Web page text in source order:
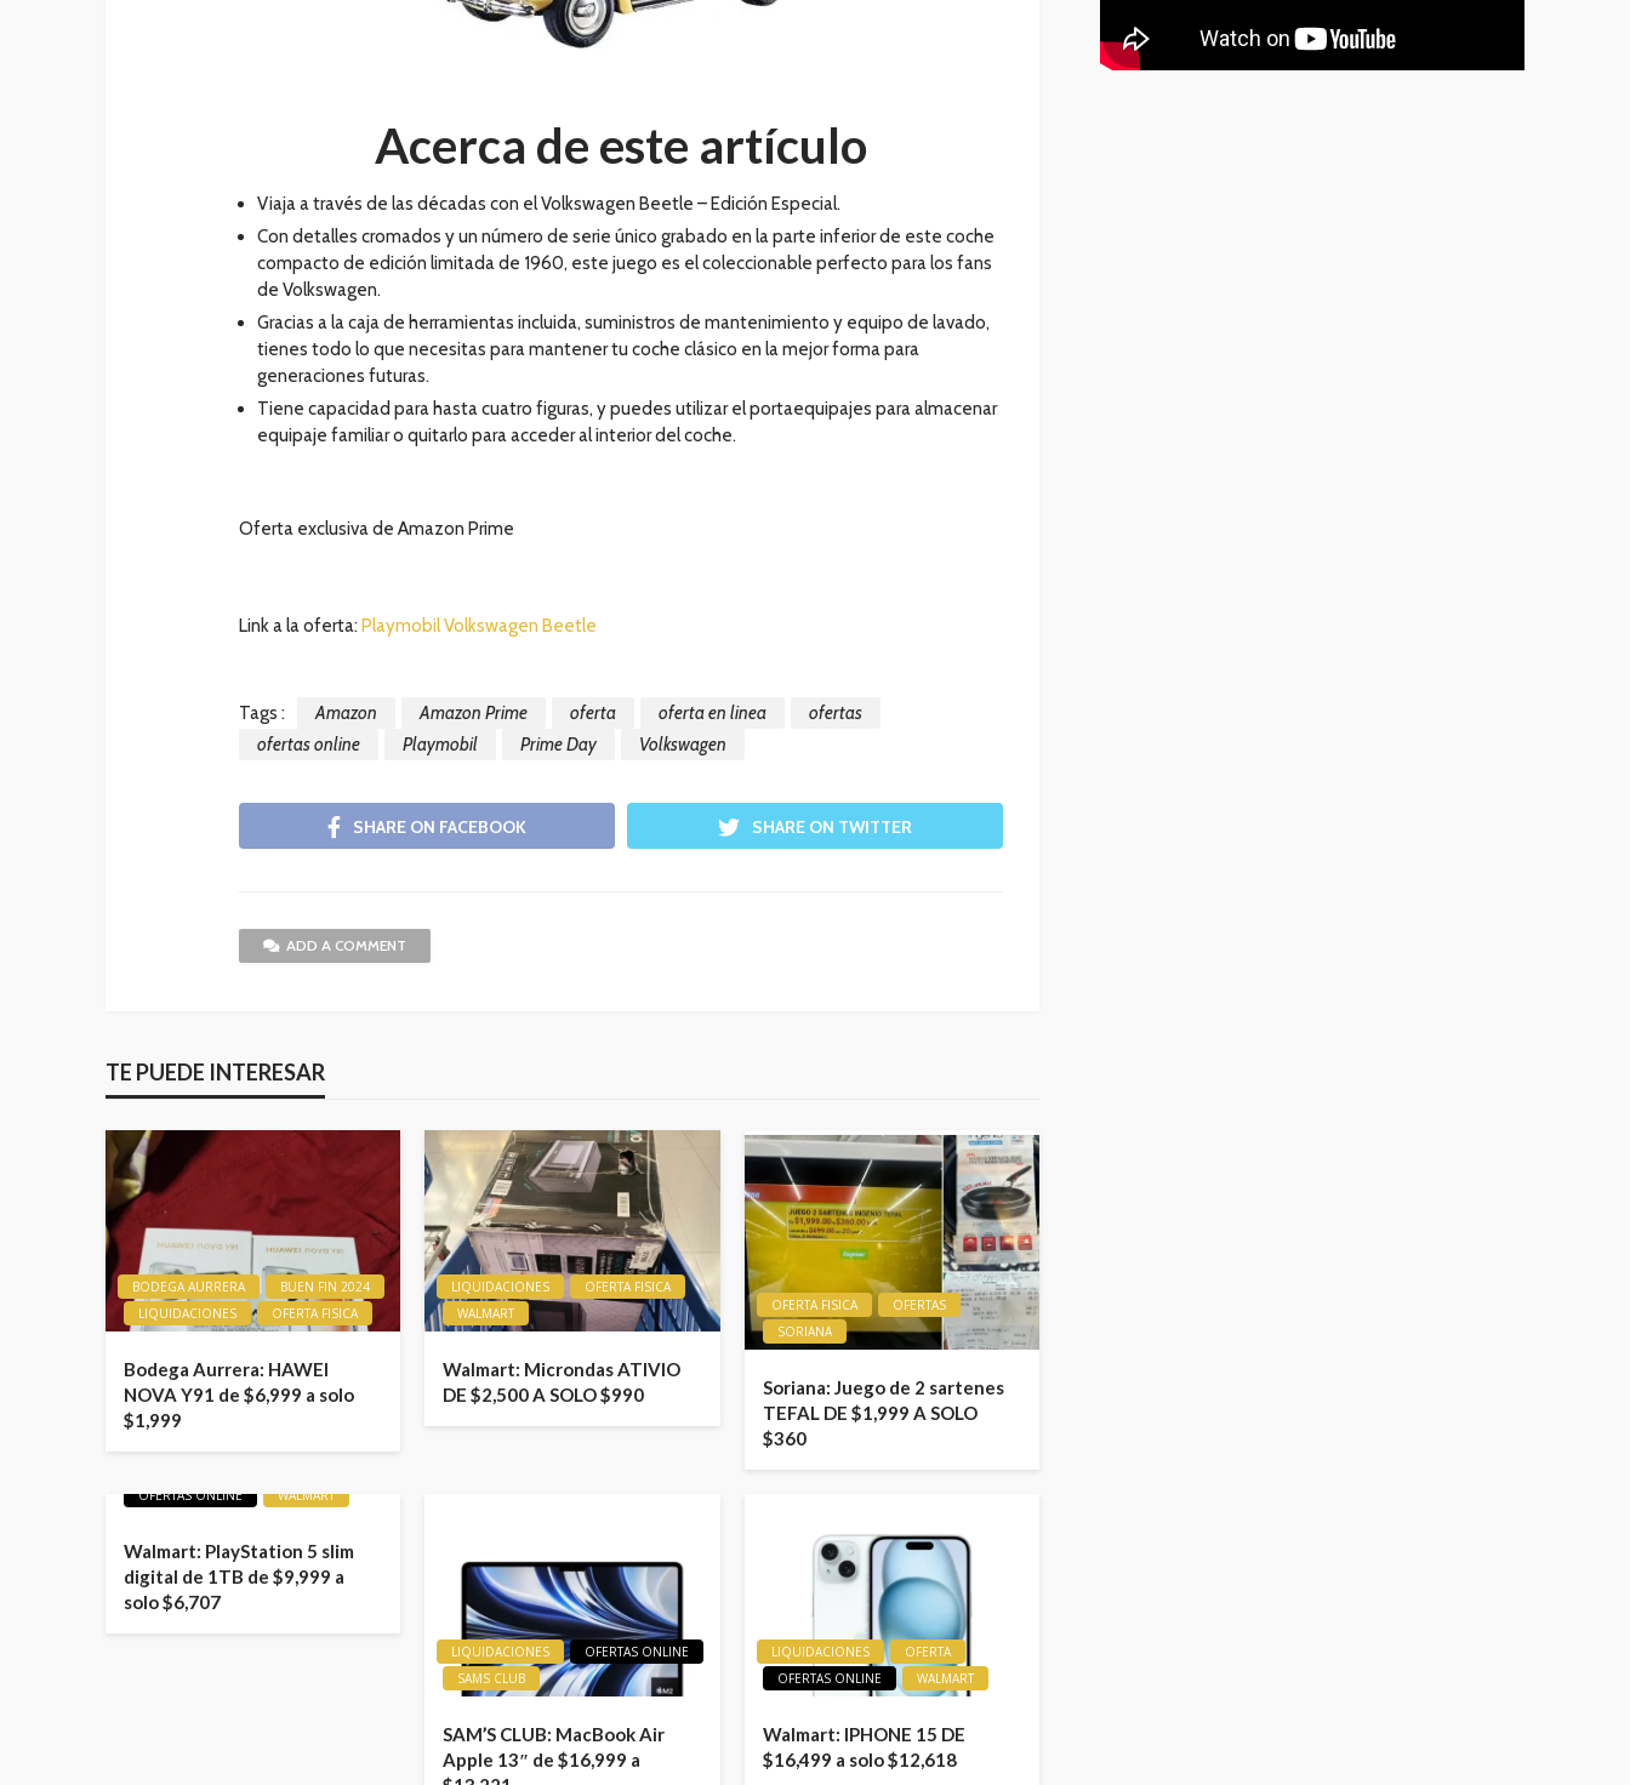
Acerca de este artículo
Viaja a través de las décadas con el Volkswagen Beetle – Edición Especial.
Con detalles cromados y un número de serie único grabado en la parte inferior de este coche
compacto de edición limitada de 1960, este juego es el coleccionable perfecto para los fans
de Volkswagen.
Gracias a la caja de herramientas incluida, suministros de mantenimiento y equipo de lavado,
tienes todo lo que necesitas para mantener tu coche clásico en la mejor forma para
generaciones futuras.
Tiene capacidad para hasta cuatro figuras, y puedes utilizar el portaequipajes para almacenar
equipaje familiar o quitarlo para acceder al interior del coche.
Oferta exclusiva de Amazon Prime
Link a la oferta: Playmobil Volkswagen Beetle
Tags : Amazon Amazon Prime oferta oferta en linea
ofertas
ofertas online
Playmobil Prime Day Volkswagen
SHARE ON FACEBOOK SHARE ON TWITTER
ADD A COMMENT
TE PUEDE INTERESAR
BODEGA AURRERA
BUEN FIN 2024
LIQUIDACIONES
OFERTA FISICA
Bodega Aurrera: HAWEI
NOVA Y91 de $6,999 a solo
$1,999
LIQUIDACIONES
OFERTA FISICA
WALMART
Walmart: Microndas ATIVIO
DE $2,500 A SOLO $990
OFERTA FISICA
OFERTAS
SORIANA
Soriana: Juego de 2 sartenes
TEFAL DE $1,999 A SOLO
$360
OFERTAS ONLINE
WALMART
Walmart: PlayStation 5 slim
digital de 1TB de $9,999 a
solo $6,707
LIQUIDACIONES
OFERTAS ONLINE
SAMS CLUB
SAM’S CLUB: MacBook Air
Apple 13″ de $16,999 a
LIQUIDACIONES
OFERTA
OFERTAS ONLINE
WALMART
Walmart: IPHONE 15 DE
$16,499 a solo $12,618